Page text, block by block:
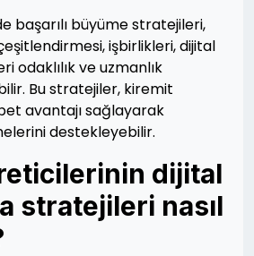
başarılı büyüme stratejileri,
işbirlikleri, dijital
odaklılık ve uzmanlık
Bu stratejiler, kiremit
avantajı sağlayarak
destekleyebilir.
dijital
stratejileri nasıl